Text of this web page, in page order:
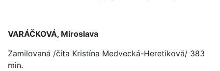
VARÁČKOVÁ, Miroslava
Zamilovaná /číta Kristína Medvecká-Heretiková/ 383
min.